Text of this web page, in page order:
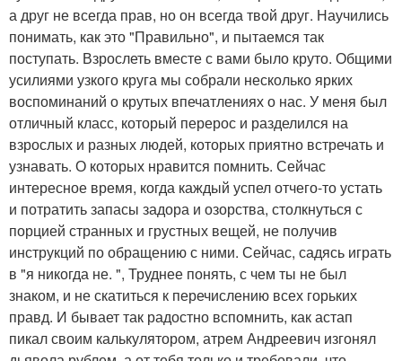
а друг не всегда прав, но он всегда твой друг. Научились
понимать, как это "Правильно", и пытаемся так
поступать. Взрослеть вместе с вами было круто. Общими
усилиями узкого круга мы собрали несколько ярких
воспоминаний о крутых впечатлениях о нас. У меня был
отличный класс, который перерос и разделился на
взрослых и разных людей, которых приятно встречать и
узнавать. О которых нравится помнить. Сейчас
интересное время, когда каждый успел отчего-то устать
и потратить запасы задора и озорства, столкнуться с
порцией странных и грустных вещей, не получив
инструкций по обращению с ними. Сейчас, садясь играть
в "я никогда не. ", Труднее понять, с чем ты не был
знаком, и не скатиться к перечислению всех горьких
правд. И бывает так радостно вспомнить, как астап
пикал своим калькулятором, атрем Андреевич изгонял